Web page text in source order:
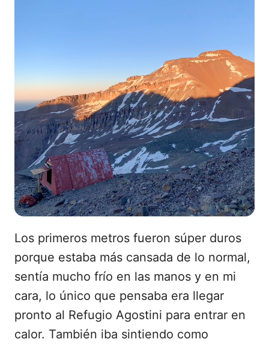
Los primeros metros fueron súper duros
porque estaba más cansada de lo normal,
sentía mucho frío en las manos y en mi
cara, lo único que pensaba era llegar
pronto al Refugio Agostini para entrar en
calor. También iba sintiendo como